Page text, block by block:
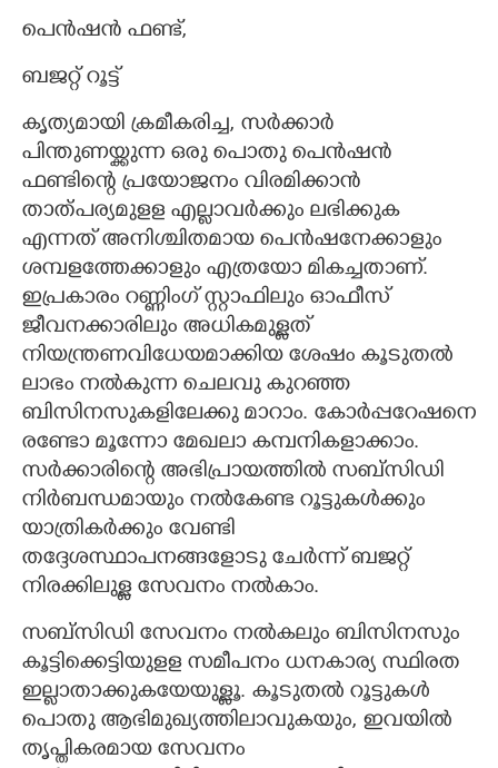
പെൻഷൻ ഫണ്ട്,​
ബജറ്റ് റൂട്ട്
കൃത്യമായി ക്രമീകരിച്ച,​ സർക്കാർ
പിന്തുണയ്ക്കുന്ന ഒരു പൊതു പെൻഷൻ
ഫണ്ടിന്റെ പ്രയോജനം വിരമിക്കാൻ
താത്പര്യമുളള എല്ലാവർക്കും ലഭിക്കുക
എന്നത് അനിശ്ചിതമായ പെൻഷനേക്കാളും
ശമ്പളത്തേക്കാളും എത്രയോ മികച്ചതാണ്.
ഇപ്രകാരം റണ്ണിംഗ് സ്റ്റാഫിലും ഓഫീസ്
ജീവനക്കാരിലും അധികമുള്ളത്
നിയന്ത്രണവിധേയമാക്കിയ ശേഷം കൂടുതൽ
ലാഭം നൽകുന്ന ചെലവു കുറഞ്ഞ
ബിസിനസുകളിലേക്കു മാറാം. കോർപ്പറേഷനെ
രണ്ടോ മൂന്നോ മേഖലാ കമ്പനികളാക്കാം.
സർക്കാരിന്റെ അഭിപ്രായത്തിൽ സബ്സിഡി
നിർബന്ധമായും നൽകേണ്ട റൂട്ടുകൾക്കും
യാത്രികർക്കും വേണ്ടി
തദ്ദേശസ്ഥാപനങ്ങളോടു ചേർന്ന് ബജറ്റ്
നിരക്കിലുള്ള സേവനം നൽകാം.
സബ്സിഡി സേവനം നൽകലും ബിസിനസും
കൂട്ടിക്കെട്ടിയുളള സമീപനം ധനകാര്യ സ്ഥിരത
ഇല്ലാതാക്കുകയേയുള്ളൂ. കൂടുതൽ റൂട്ടുകൾ
പൊതു ആഭിമുഖ്യത്തിലാവുകയും,​ ഇവയിൽ
തൃപ്തികരമായ സേവനം